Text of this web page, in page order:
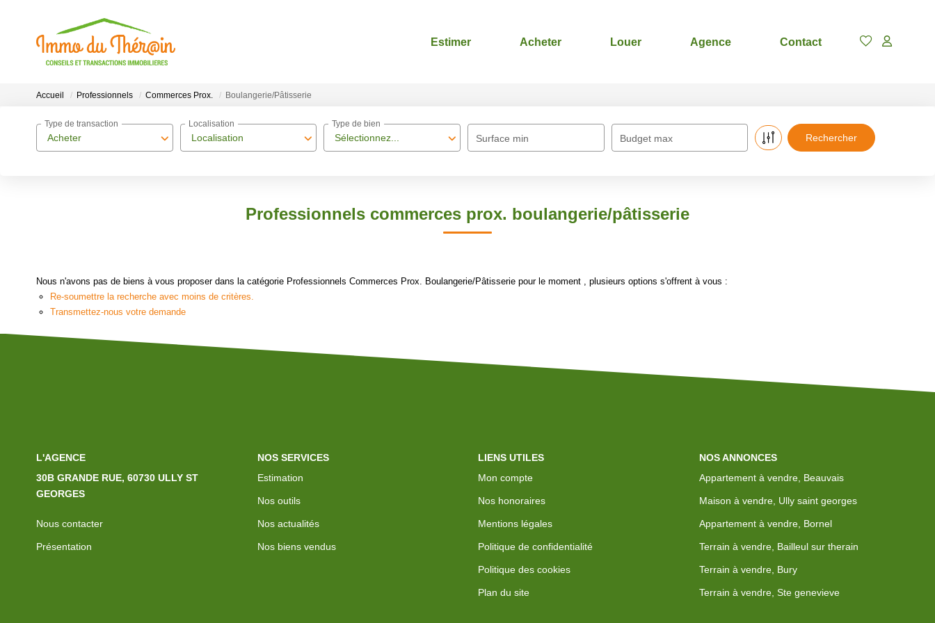
Estimer Acheter Louer Agence Contact
Accueil Professionnels Commerces Prox. Boulangerie/Pâtisserie
Acheter
Type de transaction
Localisation
Localisation
Sélectionnez...
Type de bien
Surface min Budget max
Professionnels commerces prox. boulangerie/pâtisserie
Nous n'avons pas de biens à vous proposer dans la catégorie Professionnels Commerces Prox. Boulangerie/Pâtisserie pour le moment , plusieurs options s'offrent à vous :
Re-soumettre la recherche avec moins de critères.
Transmettez-nous votre demande
L'AGENCE
30B GRANDE RUE, 60730 ULLY ST
GEORGES
Nous contacter
Présentation
NOS SERVICES
Estimation
Nos outils
Nos actualités
Nos biens vendus
LIENS UTILES
Mon compte
Nos honoraires
Mentions légales
Politique de confidentialité
Politique des cookies
Plan du site
NOS ANNONCES
Appartement à vendre, Beauvais
Maison à vendre, Ully saint georges
Appartement à vendre, Bornel
Terrain à vendre, Bailleul sur therain
Terrain à vendre, Bury
Terrain à vendre, Ste genevieve